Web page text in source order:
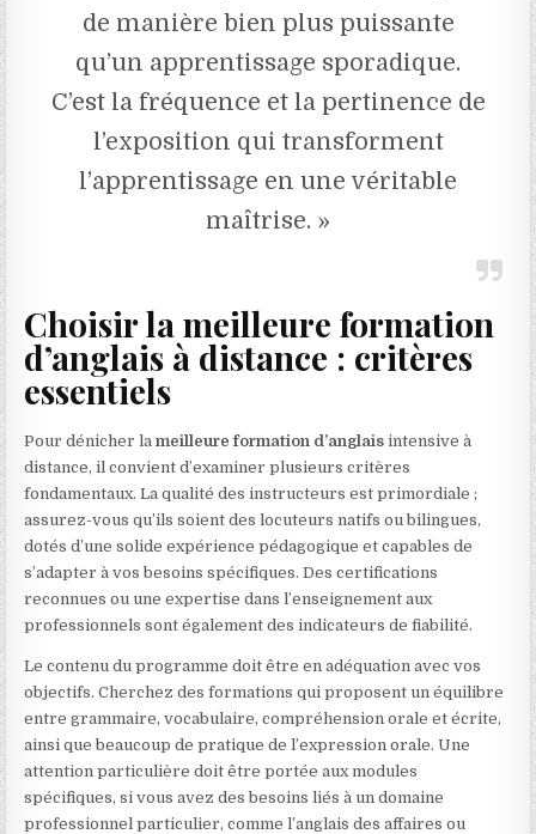
de manière bien plus puissante
qu’un apprentissage sporadique.
C’est la fréquence et la pertinence de
l’exposition qui transforment
l’apprentissage en une véritable
maîtrise. »
Choisir la meilleure formation
d’anglais à distance : critères
essentiels
Pour dénicher lameilleure formation d’anglais intensive à
distance, il convient d’examiner plusieurs critères
fondamentaux. La qualité des instructeurs est primordiale ;
assurez-vous qu’ils soient des locuteurs natifs ou bilingues,
dotés d’une solide expérience pédagogique et capables de
s’adapter à vos besoins spécifiques. Des certifications
reconnues ou une expertise dans l’enseignement aux
professionnels sont également des indicateurs de fiabilité.
Le contenu du programme doit être en adéquation avec vos
objectifs. Cherchez des formations qui proposent un équilibre
entre grammaire, vocabulaire, compréhension orale et écrite,
ainsi que beaucoup de pratique de l’expression orale. Une
attention particulière doit être portée aux modules
spécifiques, si vous avez des besoins liés à un domaine
professionnel particulier, comme l’anglais des affaires ou